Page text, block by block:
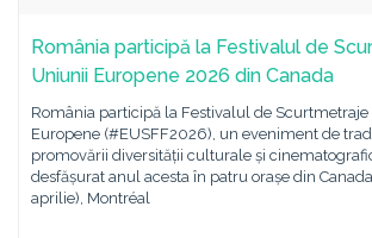
România participă la Festivalul de
Uniunii Europene 2026 din Canada
România participă la Festivalul de
Europene (#EUSFF2026), un eveniment de
promovării diversității culturale și
desfășurat anul acesta în patru orașe din
aprilie), Montréal